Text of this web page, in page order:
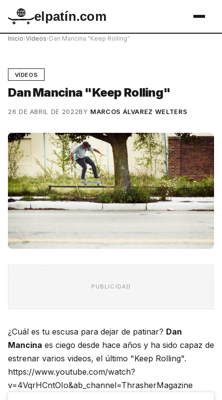
elpatín.com
Inicio›Vídeos›Dan Mancina "Keep Rolling"
VÍDEOS
Dan Mancina "Keep Rolling"
26 DE ABRIL DE 2022BY MARCOS ÁLVAREZ WELTERS
PUBLICIDAD
¿Cuál es tu escusa para dejar de patinar? Dan
Mancina es ciego desde hace años y ha sido capaz de
estrenar varios videos, el último "Keep Rolling".
https://www.youtube.com/watch?
v=4VqrHCntOIo&ab_channel=ThrasherMagazine